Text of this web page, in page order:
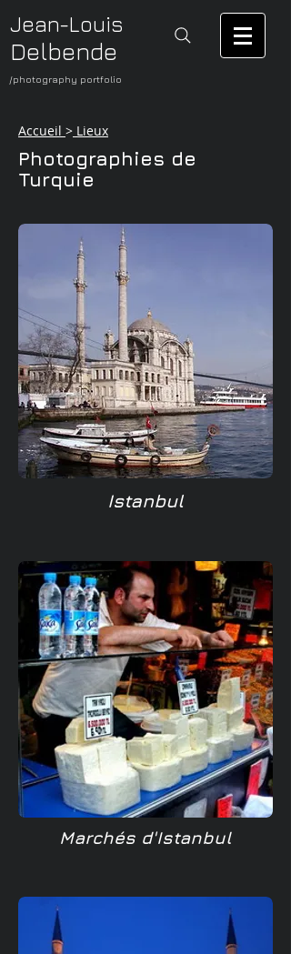
Jean-Louis
Delbende
/photography portfolio
Accueil > Lieux
Photographies de
Turquie
Istanbul
Marchés d'Istanbul